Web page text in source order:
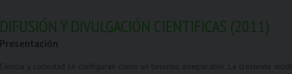
DIFUSIÓN Y DIVULGACIÓN CIENTIFICAS (2011)